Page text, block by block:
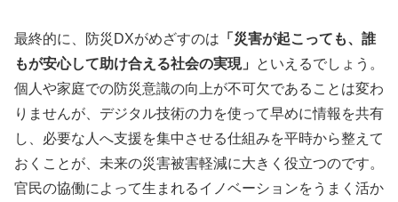
最終的に、防災DXがめざすのは 「災害が起こっても、誰
もが安心して助け合える社会の実現」
といえるでしょう。
個人や家庭での防災意識の向上が不可欠であることは変わ
りませんが、デジタル技術の力を使って早めに情報を共有
し、必要な人へ支援を集中させる仕組みを平時から整えて
おくことが、未来の災害被害軽減に大きく役立つのです。
官民の協働によって生まれるイノベーションをうまく活か